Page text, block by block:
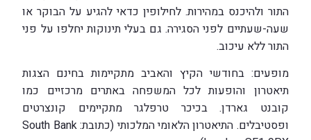
התור ולהיכנס במהירות. לחילופין כדאי להגיע על הבוקר או
שעה-שעתיים לפני הסגירה. גם בעלי תינוקות יחלפו על פני
התור ללא עיכוב.
מופעים: בחודשי הקיץ והאביב מתקיימות בחינם הצגות
תיאטרון והופעות לכל המשפחה באתרים מרכזיים כמו
קובנט גארדן. בכיכר טרפלגר מתקיימים קונצרטים
ופסטיבלים. התיאטרון הלאומי המלכותי (כתובת: South Bank